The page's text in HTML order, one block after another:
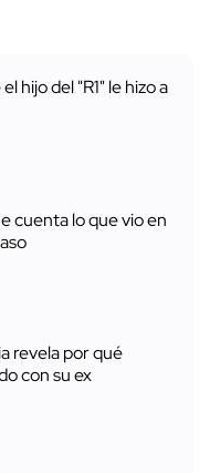
hijo del "R1" le hizo a
cuenta lo que vio en
revela por qué
con su ex